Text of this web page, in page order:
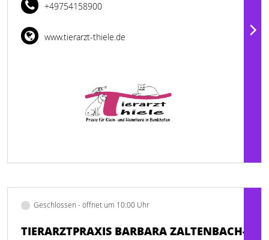
+49754158900
www.tierarzt-thiele.de
Geschlossen - öffnet um 10:00 Uhr
TIERARZTPRAXIS BARBARA ZALTENBACH-